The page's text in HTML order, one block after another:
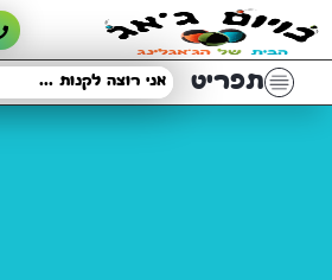
תפריט